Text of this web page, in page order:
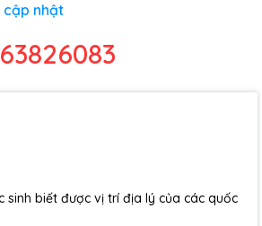
nhật
sinh biết được vị trí địa lý của các quốc